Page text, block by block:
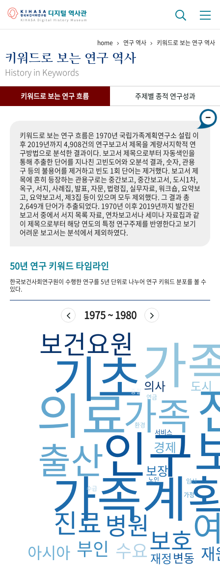
걸어온 길 기관 변천사 역대 기관장
연구 역사
기록물 아카이브
사진 아카이브 문서 기록물 행정박물 영상 기록물
+1주년 기념
성과 50선 숫자로 보는 50년 50+1주년 광장
세계와 함께 한 KIHASA
VR 역사관
home 연구 역사 키워드로 보는 연구 역사
키워드로 보는 연구 역사
History in Keywords
키워드로 보는 연구 흐름 주제별 종적 연구성과
키워드로 보는 연구 흐름은 1970년 국립가족계획연구소 설립 이
후 2019년까지 4,908건의 연구보고서 제목을 계량서지학적 연
구방법으로 분석한 결과이다. 보고서 제목으로부터 자동색인을
통해 추출한 단어를 지나친 고빈도어와 오분석 결과, 숫자, 관용
구 등의 불용어를 제거하고 빈도 1회 단어는 제거했다. 보고서 제
목에 흔히 등장하는 관용구로는 중간보고, 중간보고서, 도시1차,
옥구, 서지, 사례집, 발표, 자문, 법령집, 실무자료, 워크숍, 요약보
고, 요약보고서, 제3집 등이 있으며 모두 제외했다. 그 결과 총
2,649개 단어가 추출되었다. 1970년 이후 2019년까지 발간된
보고서 중에서 서지 목록 자료, 연차보고서나 세미나 자료집과 같
이 제목으로부터 해당 연도의 특정 연구주제를 반영한다고 보기
어려운 보고서는 분석에서 제외하였다.
50년 연구 키워드 타임라인
한국보건사회연구원이 수행한 연구를 5년 단위로 나누어 연구 키워드 분포를 볼 수
있다.
1975 ~ 1980
인구
의료
기초가
가족계
가족
출산
진료
보건요원
병원보호
수요
부인
아시아 재
보장
경제
변동
재정
도시
의사
서비스
가정
연금
노인
수급
환경
임신
중절